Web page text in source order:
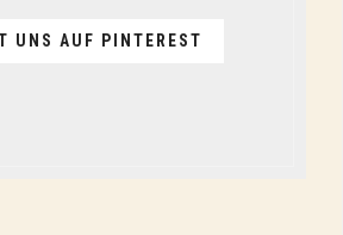
UNS AUF PINTEREST